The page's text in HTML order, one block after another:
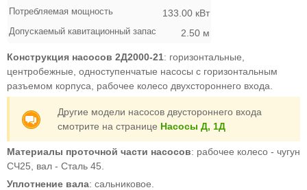
Потребляемая мощность 133.00 кВт
Допускаемый кавитационный запас 2.50 м
Конструкция насосов 2Д2000-21: горизонтальные,
центробежные, одноступенчатые насосы с горизонтальным
разъемом корпуса, рабочее колесо двухстороннего входа.
Другие модели насосов двустороннего входа
смотрите на странице Насосы Д, 1Д
Материалы проточной части насосов: рабочее колесо - чугун
СЧ25, вал - Сталь 45.
Уплотнение вала: сальниковое.